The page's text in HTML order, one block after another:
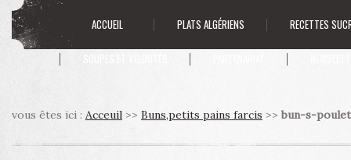
ACCUEIL PLATS ALGÉRIENS RECETTES
vous êtes ici : Acceuil >> Buns,petits pains farcis >> bun-s-poulet